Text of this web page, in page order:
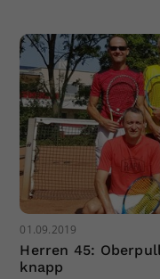
01.09.2019
Herren 45:
knapp
Zweck
hat.